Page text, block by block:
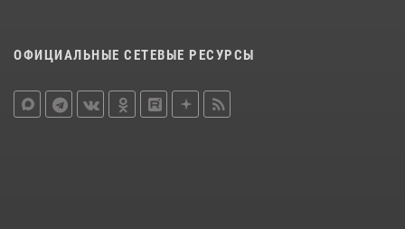
ОФИЦИАЛЬНЫЕ СЕТЕВЫЕ РЕСУРСЫ